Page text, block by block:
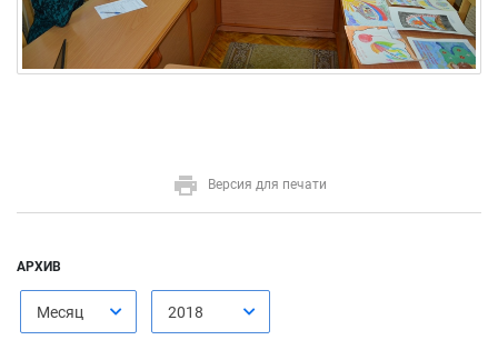
Версия для печати
АРХИВ
Месяц 2018